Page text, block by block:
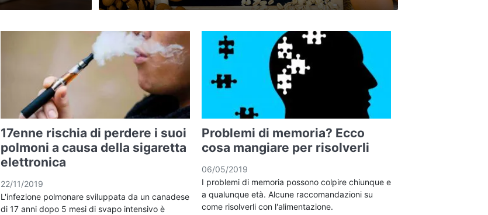
17enne rischia di perdere i suoi
polmoni a causa della sigaretta
elettronica
22/11/2019
L'infezione polmonare sviluppata da un canadese
di 17 anni dopo 5 mesi di svapo intensivo è
Problemi di memoria? Ecco
cosa mangiare per risolverli
06/05/2019
I problemi di memoria possono colpire chiunque e
a qualunque età. Alcune raccomandazioni su
come risolverli con l'alimentazione.